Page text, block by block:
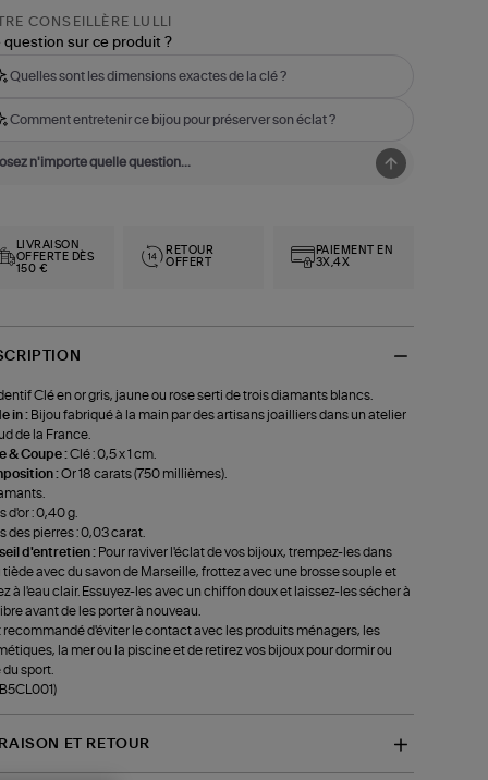
CONSEILLÈRE LULLI
question sur ce produit ?
Quelles sont les dimensions exactes de la clé ?
Comment entretenir ce bijou pour préserver son éclat ?
LIVRAISON
OFFERTE DÈS
150 €
RETOUR
OFFERT
PAIEMENT EN
3X,4X
Clé en or gris, jaune ou rose serti de trois diamants blancs.
in : Bijou fabriqué à la main par des artisans joailliers dans un atelier
de la France.
& Coupe :Clé : 0,5 x 1 cm.
:Or 18 carats (750 millièmes).
d'or : 0,40 g.
des pierres : 0,03 carat.
d'entretien : Pour raviver l'éclat de vos bijoux, trempez-les dans
tiède avec du savon de Marseille, frottez avec une brosse souple et
à l'eau clair. Essuyez-les avec un chiffon doux et laissez-les sécher à
avant de les porter à nouveau.
recommandé d'éviter le contact avec les produits ménagers, les
la mer ou la piscine et de retirez vos bijoux pour dormir ou
sport.
ET RETOUR